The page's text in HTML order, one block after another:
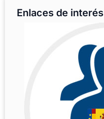
Enlaces de interés